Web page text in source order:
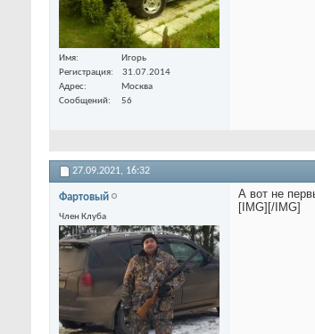
Имя
Игорь
Регистрация
31.07.2014
Адрес
Москва
Сообщений
56
27.09.2021, 16:32
Фартовый
Член Клуба
А вот не
[IMG][/IMG]